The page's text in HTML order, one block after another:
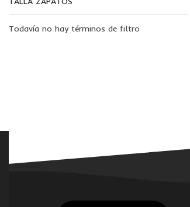
Todavía no hay términos de filtro